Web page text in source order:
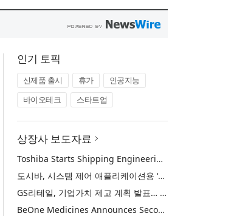
인기 토픽
신제품 출시 휴가
인공지능
바이오테크
스타트업
상장사 보도자료
Toshiba Starts Shipping Engineering Samples of TXZ+™ Family Entry‑Class M4V Group, Standard Microcontrollers with Arm® Cortex®‑M4 Core for System Control Applications
도시바, 시스템 제어 애플리케이션용 ‘암 코어텍스-M4’ 코어 탑재 표준 마이크로컨트롤러 TXZ+ 패밀리 엔트리 클래스 ‘M4V 그룹’ 엔지니어링 샘플 출하 개시
GS리테일, 기업가치 제고 계획 발표… 중장기 성장 기반 강화와 주주가치 제고
BeOne Medicines Announces Second Quarter 2026 Financial Results and Business Updates